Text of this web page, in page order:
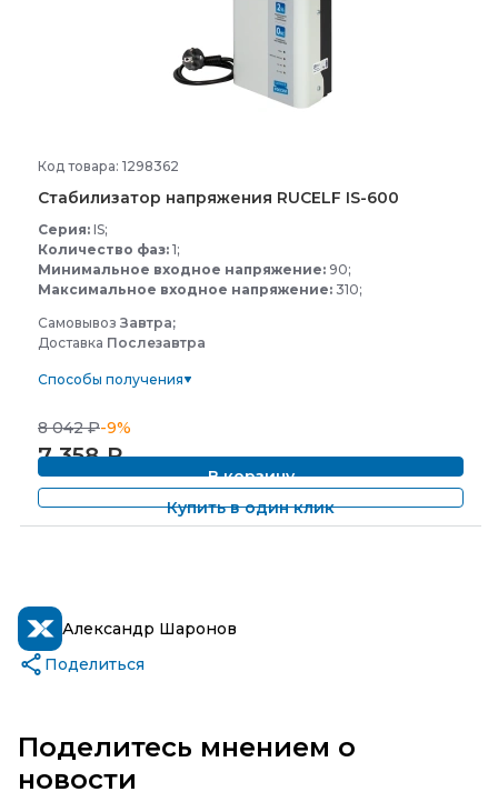
Код товара: 1298362
Стабилизатор напряжения RUCELF IS-600
Серия: IS;
Количество фаз: 1;
Минимальное входное напряжение: 90;
Максимальное входное напряжение: 310;
Самовывоз Завтра;
Доставка Послезавтра
Способы получения
8 042₽-9%
7 358₽
Купить в один клик
В корзину
Александр Шаронов
Поделиться
Поделитесь мнением о
новости